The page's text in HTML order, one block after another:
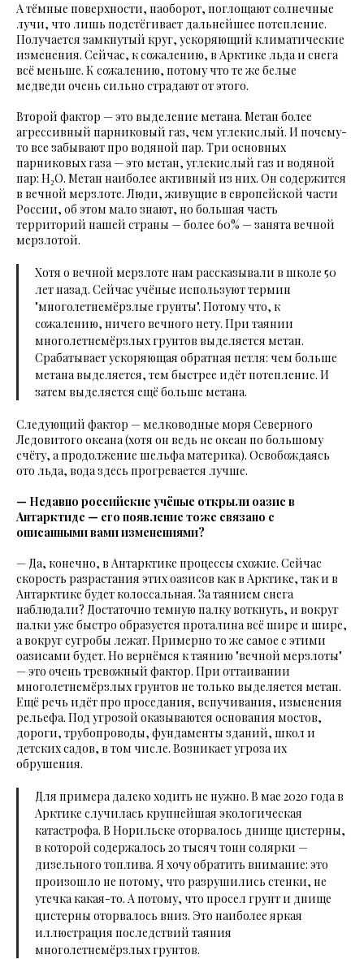
А тёмные поверхности, наоборот, поглощают солнечные
лучи, что лишь подстёгивает дальнейшее потепление.
Получается замкнутый круг, ускоряющий климатические
изменения. Сейчас, к сожалению, в Арктике льда и снега
всё меньше. К сожалению, потому что те же белые
медведи очень сильно страдают от этого.
Второй фактор — это выделение метана. Метан более
агрессивный парниковый газ, чем углекислый. И почему-
то все забывают про водяной пар. Три основных
парниковых газа — это метан, углекислый газ и водяной
пар: H₂O. Метан наиболее активный из них. Он содержится
в вечной мерзлоте. Люди, живущие в европейской части
России, об этом мало знают, но большая часть
территорий нашей страны — более 60% — занята вечной
мерзлотой.
Хотя о вечной мерзлоте нам рассказывали в школе 50
лет назад. Сейчас учёные используют термин
"многолетнемёрзлые грунты". Потому что, к
сожалению, ничего вечного нету. При таянии
многолетнемёрзлых грунтов выделяется метан.
Срабатывает ускоряющая обратная петля: чем больше
метана выделяется, тем быстрее идёт потепление. И
затем выделяется ещё больше метана.
Следующий фактор — мелководные моря Северного
Ледовитого океана (хотя он ведь не океан по большому
счёту, а продолжение шельфа материка). Освобождаясь
ото льда, вода здесь прогревается лучше.
— Недавно российские учёные открыли оазис в
Антарктиде — его появление тоже связано с
описанными вами изменениями?
— Да, конечно, в Антарктике процессы схожие. Сейчас
скорость разрастания этих оазисов как в Арктике, так и в
Антарктике будет колоссальная. За таянием снега
наблюдали? Достаточно темную палку воткнуть, и вокруг
палки уже быстро образуется проталина всё шире и шире,
а вокруг сугробы лежат. Примерно то же самое с этими
оазисами будет. Но вернёмся к таянию "вечной мерзлоты"
— это очень тревожный фактор. При оттаивании
многолетнемёрзлых грунтов не только выделяется метан.
Ещё речь идёт про проседания, вспучивания, изменения
рельефа. Под угрозой оказываются основания мостов,
дороги, трубопроводы, фундаменты зданий, школ и
детских садов, в том числе. Возникает угроза их
обрушения.
Для примера далеко ходить не нужно. В мае 2020 года в
Арктике случилась крупнейшая экологическая
катастрофа. В Норильске оторвалось днище цистерны,
в которой содержалось 20 тысяч тонн солярки —
дизельного топлива. Я хочу обратить внимание: это
произошло не потому, что разрушились стенки, не
утечка какая-то. А потому, что просел грунт и днище
цистерны оторвалось вниз. Это наиболее яркая
иллюстрация последствий таяния
многолетнемёрзлых грунтов.